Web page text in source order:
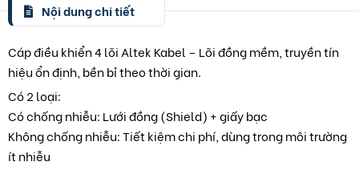
Nội dung chi tiết
Cáp điều khiển 4 lõi Altek Kabel – Lõi đồng mềm, truyền tín
hiệu ổn định, bền bỉ theo thời gian.
Có 2 loại:
Có chống nhiễu: Lưới đồng (Shield) + giấy bạc
Không chống nhiễu: Tiết kiệm chi phí, dùng trong môi trường
ít nhiễu